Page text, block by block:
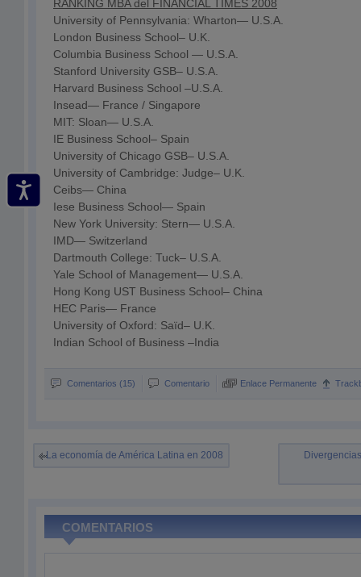
RANKING MBA del FINANCIAL TIMES 2008
University of Pennsylvania: Wharton— U.S.A.
London Business School– U.K.
Columbia Business School — U.S.A.
Stanford University GSB– U.S.A.
Harvard Business School –U.S.A.
Insead— France / Singapore
MIT: Sloan— U.S.A.
IE Business School– Spain
University of Chicago GSB– U.S.A.
University of Cambridge: Judge– U.K.
Ceibs— China
Iese Business School— Spain
New York University: Stern— U.S.A.
IMD— Switzerland
Dartmouth College: Tuck– U.S.A.
Yale School of Management— U.S.A.
Hong Kong UST Business School– China
HEC Paris— France
University of Oxford: Saïd– U.K.
Indian School of Business –India
Comentarios (15) Comentario Enlace Permanente
La economía de América Latina en 2008
COMENTARIOS